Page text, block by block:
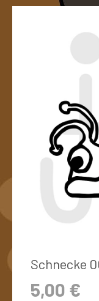
Schnecke
5,00 €